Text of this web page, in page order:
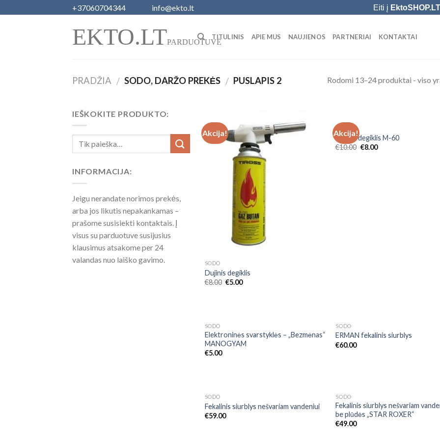
+37060704344 info@ekto.lt Eiti į EktoSHOP.LT
EKTO.LTPARDUOTUVĖ
TITULINIS APIE MUS NAUJIENOS PARTNERIAI KONTAKTAI
PRADŽIA / SODO, DARŽO PREKĖS / PUSLAPIS 2 Rodomi 13–24 produktai - viso
IEŠKOKITE PRODUKTO:
INFORMACIJA:
Jeigu nerandate norimos prekės,
arba jos likutis nepakankamas –
prašome susisiekti kontaktais. Į
visus su parduotuve susijusius
klausimus atsakome per 24
valandas nuo laiško gavimo.
Akcija!
SODO
Dujinis degiklis
€8.00 €5.00
Akcija!
Dujinis degiklis M-60
€10.00 €8.00
Add to
Wishlist
SODO
Elektroninės svarstyklės – „Bezmėnas“
MANOGYAM
€5.00
SODO
ERMAN fekalinis siurblys
€60.00
Add to
Wishlist
SODO
Fekalinis siurblys nešvariam vandeniui
€59.00
SODO
Fekalinis siurblys nešvariam
be plūdės „STAR ROXER“
€49.00